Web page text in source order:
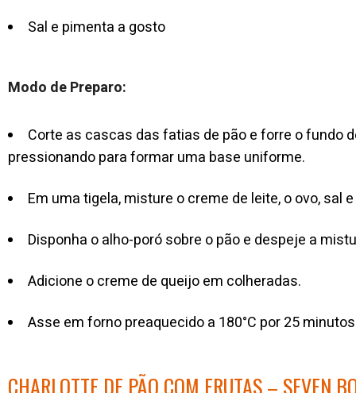
Sal e pimenta a gosto
Modo de Preparo:
Corte as cascas das fatias de pão e forre o fundo
pressionando para formar uma base uniforme.
Em uma tigela, misture o creme de leite, o ovo, sal
Disponha o alho-poró sobre o pão e despeje a
Adicione o creme de queijo em colheradas.
Asse em forno preaquecido a 180°C por 25
CHARLOTTE DE PÃO COM FRUTAS – SEVEN